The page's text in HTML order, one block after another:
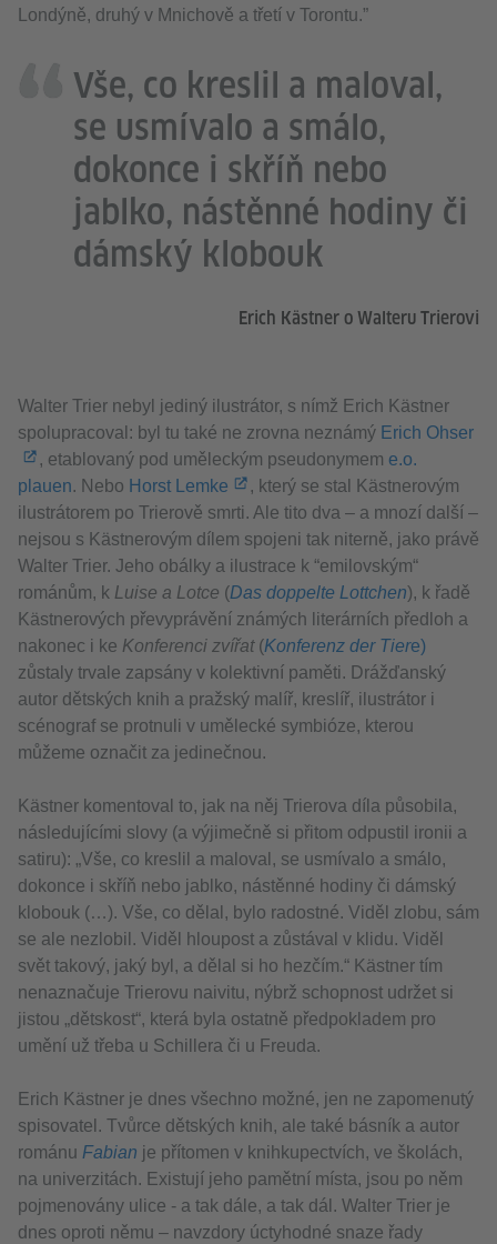
Londýně, druhý v Mnichově a třetí v Torontu.”
Vše, co kreslil a maloval,
se usmívalo a smálo,
dokonce i skříň nebo
jablko, nástěnné hodiny či
dámský klobouk
Erich Kästner o Walteru Trierovi
Walter Trier nebyl jediný ilustrátor, s nímž Erich Kästner
spolupracoval: byl tu také ne zrovna neznámý Erich Ohser
, etablovaný pod uměleckým pseudonymem e.o.
plauen. Nebo Horst Lemke
, který se stal Kästnerovým
ilustrátorem po Trierově smrti. Ale tito dva – a mnozí další –
nejsou s Kästnerovým dílem spojeni tak niterně, jako právě
Walter Trier. Jeho obálky a ilustrace k “emilovským“
románům, k Luise a Lotce (Das doppelte Lottchen), k řadě
Kästnerových převyprávění známých literárních předloh a
nakonec i ke Konferenci zvířat(Konferenz der Tiere)
zůstaly trvale zapsány v kolektivní paměti. Drážďanský
autor dětských knih a pražský malíř, kreslíř, ilustrátor i
scénograf se protnuli v umělecké symbióze, kterou
můžeme označit za jedinečnou.
Kästner komentoval to, jak na něj Trierova díla působila,
následujícími slovy (a výjimečně si přitom odpustil ironii a
satiru): „Vše, co kreslil a maloval, se usmívalo a smálo,
dokonce i skříň nebo jablko, nástěnné hodiny či dámský
klobouk (…). Vše, co dělal, bylo radostné. Viděl zlobu, sám
se ale nezlobil. Viděl hloupost a zůstával v klidu. Viděl
svět takový, jaký byl, a dělal si ho hezčím.“ Kästner tím
nenaznačuje Trierovu naivitu, nýbrž schopnost udržet si
jistou „dětskost“, která byla ostatně předpokladem pro
umění už třeba u Schillera či u Freuda.
Erich Kästner je dnes všechno možné, jen ne zapomenutý
spisovatel. Tvůrce dětských knih, ale také básník a autor
románu Fabian je přítomen v knihkupectvích, ve školách,
na univerzitách. Existují jeho pamětní místa, jsou po něm
pojmenovány ulice - a tak dále, a tak dál. Walter Trier je
dnes oproti němu – navzdory úctyhodné snaze řady